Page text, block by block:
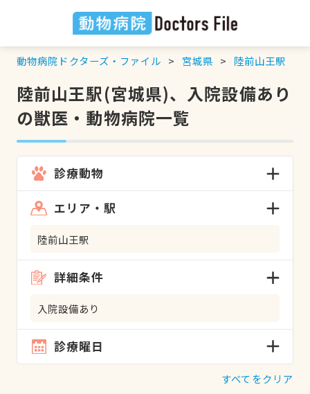
動物病院ドクターズ・ファイル 宮城県 陸前山王駅
陸前山王駅(宮城県)、入院設備あり
の獣医・動物病院一覧
診療動物
エリア・駅
陸前山王駅
詳細条件
入院設備あり
診療曜日
すべてをクリア